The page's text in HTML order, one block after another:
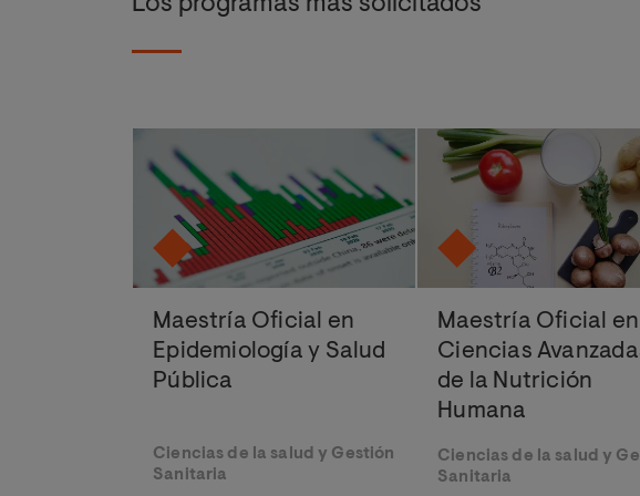
Maestría Oficial en
Epidemiología y Salud
Pública
Ciencias de la salud y Gestión
Sanitaria
Maestría Oficial en
Ciencias
de la Nutrición
Humana
Ciencias de la salud y
Sanitaria